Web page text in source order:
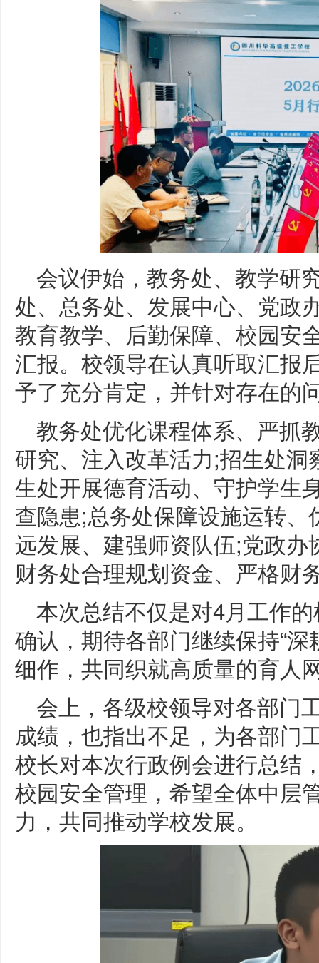
会议伊始，教务处、教学研
处、总务处、发展中心、党政
教育教学、后勤保障、校园安
汇报。校领导在认真听取汇报
予了充分肯定，并针对存在的
教务处优化课程体系、严抓
研究、注入改革活力;招生处
生处开展德育活动、守护学生
查隐患;总务处保障设施运转
远发展、建强师资队伍;党政
财务处合理规划资金、严格财
本次总结不仅是对4月工作
确认，期待各部门继续保持“
细作，共同织就高质量的育人
会上，各级校领导对各部门
成绩，也指出不足，为各部门
校长对本次行政例会进行总结
校园安全管理，希望全体中层
力，共同推动学校发展。